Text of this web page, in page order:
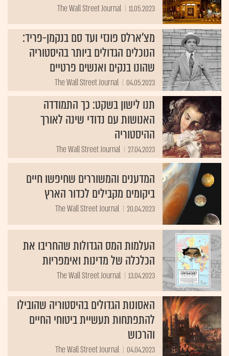
11.05.2023
The Wall Street Journal
מצ'ארלס פונזי ועד סם בנקמן-פריד:
הנוכלים הגדולים ביותר בהיסטוריה
שהונו בנקים ואנשים פרטיים
04.05.2023
The Wall Street Journal
תנו לישון בשקט: כך התמודדה
האנושות עם נדודי שינה לאורך
ההיסטוריה
27.04.2023
The Wall Street Journal
המדענים והמשוררים שחיפשו חיים
ביקומים מקבילים לכדור הארץ
20.04.2023
The Wall Street Journal
העלמות המס הגדולות שהחריבו את
הכלכלה של מדינות ואימפריות
13.04.2023
The Wall Street Journal
האסונות הגדולים בהיסטוריה שהובילו
להתפתחות תעשיית ביטוחי החיים
והרכוש
04.04.2023
The Wall Street Journal